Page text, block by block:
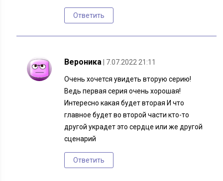
Ответить
Вероника | 7.07.2022 21:11
Очень хочется увидеть вторую серию!
Ведь первая серия очень хорошая!
Интересно какая будет вторая И что
главное будет во второй части кто-то
другой украдет это сердце или же другой
сценарий
Ответить